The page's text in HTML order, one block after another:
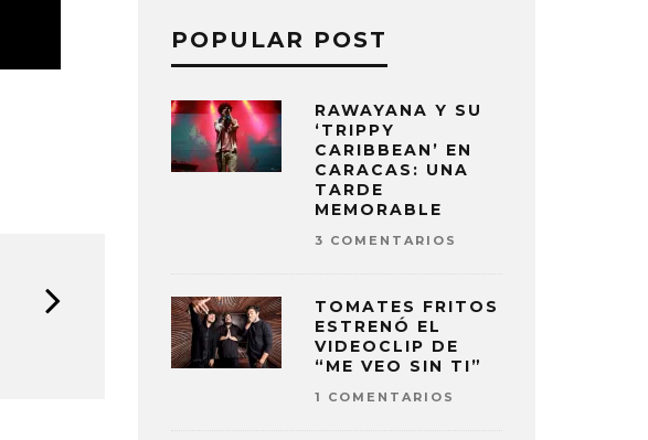
POPULAR POST
RAWAYANA Y SU
‘TRIPPY
CARIBBEAN’ EN
CARACAS: UNA
TARDE
MEMORABLE
3 COMENTARIOS
TOMATES FRITOS
ESTRENÓ EL
VIDEOCLIP DE
“ME VEO SIN TI”
1 COMENTARIOS